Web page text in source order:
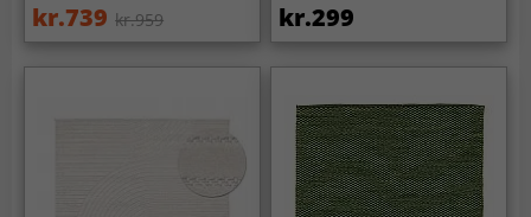
kr.739 kr.959 kr.299